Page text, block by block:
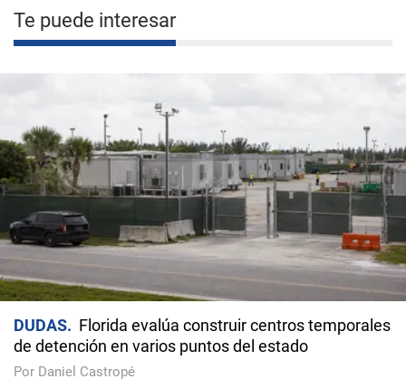
Te puede interesar
DUDAS
Florida evalúa construir centros temporales
de detención en varios puntos del estado
Por Daniel Castropé